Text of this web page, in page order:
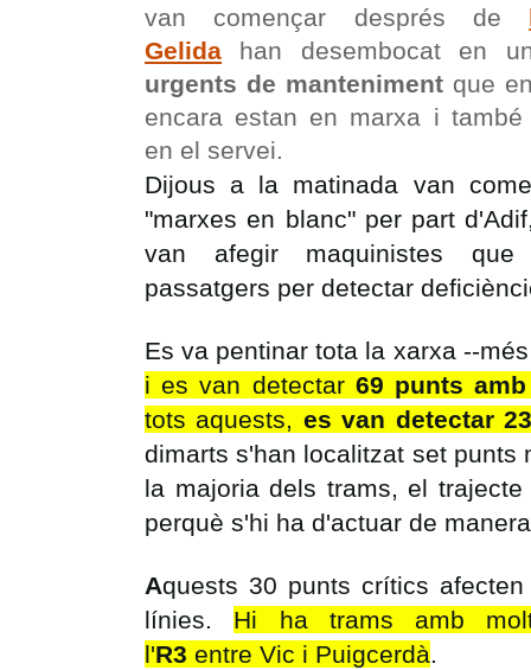
van començar després de
Gelida
han desembocat en
urgents de manteniment que
encara estan en marxa i també
en el servei.
Dijous a la matinada van
"marxes en blanc" per part
van afegir maquinistes
passatgers per detectar
Es va pentinar tota la xarxa --
i es van detectar 69 punts
tots aquests, es van detectar
dimarts s'han localitzat set punts
la majoria dels trams, el
perquè s'hi ha d'actuar de
Aquests 30 punts crítics
línies. Hi ha trams amb
l'R3 entre Vic i Puigcerdà.